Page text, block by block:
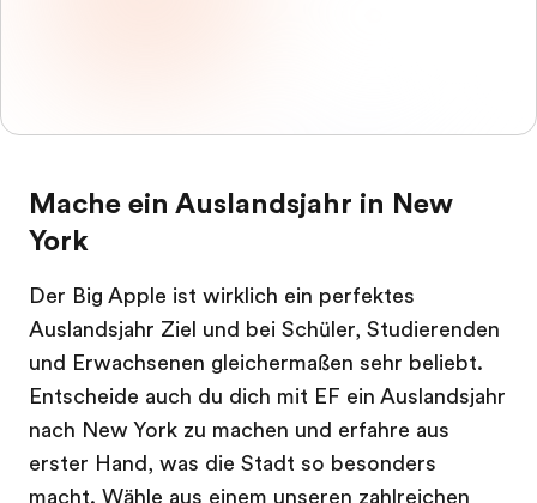
Mache ein Auslandsjahr in New
York
Der Big Apple ist wirklich ein perfektes
Auslandsjahr Ziel und bei Schüler, Studierenden
und Erwachsenen gleichermaßen sehr beliebt.
Entscheide auch du dich mit EF ein Auslandsjahr
nach New York zu machen und erfahre aus
erster Hand, was die Stadt so besonders
macht. Wähle aus einem unseren zahlreichen